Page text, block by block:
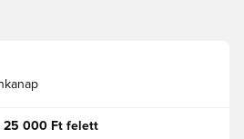
25 000 Ft felett